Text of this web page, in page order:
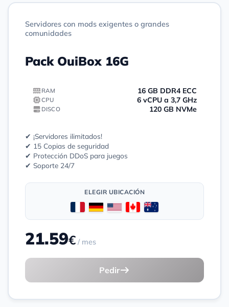
Servidores con mods exigentes o grandes
comunidades
Pack OuiBox 16G
RAM 16 GB DDR4 ECC
CPU 6 vCPU a 3,7 GHz
DISCO 120 GB NVMe
✔ ¡Servidores ilimitados!
✔ 15 Copias de seguridad
✔ Protección DDoS para juegos
✔ Soporte 24/7
ELEGIR UBICACIÓN
21.59€ / mes
Pedir